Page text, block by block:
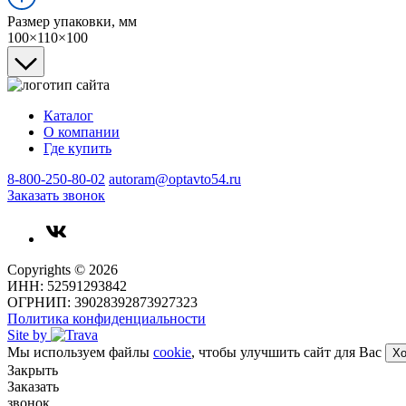
Размер упаковки, мм
100×110×100
Каталог
О компании
Где купить
8-800-250-80-02 autoram@optavto54.ru
Заказать звонок
Copyrights © 2026
ИНН: 52591293842
ОГРНИП: 39028392873927323
Политика конфиденциальности
Site by
Мы используем файлы cookie, чтобы улучшить сайт для Вас
Закрыть
Заказать
звонок